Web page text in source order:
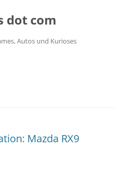
dot com
Autos und Kurioses
Mazda RX9